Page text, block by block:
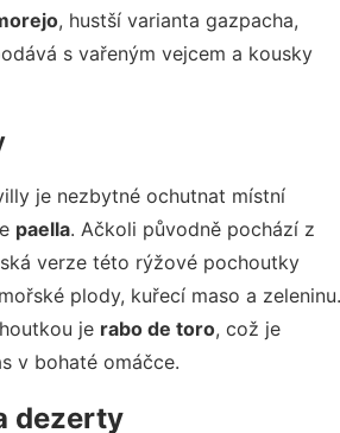
, hustší varianta gazpacha,
s vařeným vejcem a kousky
je nezbytné ochutnat místní
paella. Ačkoli původně pochází z
verze této rýžové pochoutky
plody, kuřecí maso a zeleninu.
je rabo de toro, což je
v bohaté omáčce.
dezerty